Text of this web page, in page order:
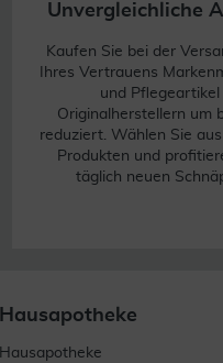
Unvergleichliche
Kaufen Sie bei der
Ihres Vertrauens
und Pflegeartikel
Originalherstellern um
reduziert. Wählen Sie
Produkten und
täglich neuen
Hausapotheke
Hausapotheke